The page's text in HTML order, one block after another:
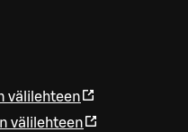
välilehteen
välilehteen